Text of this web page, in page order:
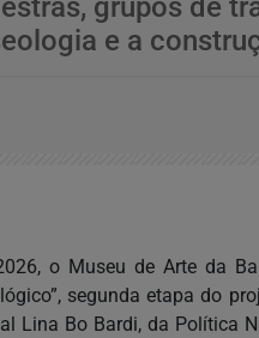
grupos de
e a
o Museu de Arte da
segunda etapa do
Lina Bo Bardi, da Política